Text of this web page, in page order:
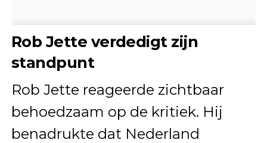
Rob Jette verdedigt zijn
standpunt
Rob Jette reageerde zichtbaar
behoedzaam op de kritiek. Hij
benadrukte dat Nederland